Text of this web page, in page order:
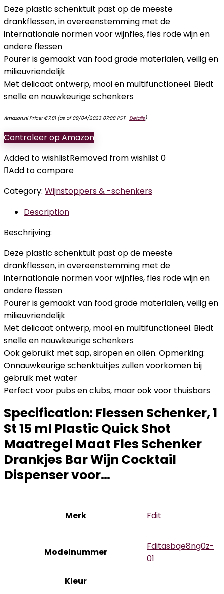
Deze plastic schenktuit past op de meeste
drankflessen, in overeenstemming met de
internationale normen voor wijnfles, fles rode wijn en
andere flessen
Pourer is gemaakt van food grade materialen, veilig en
milieuvriendelijk
Met delicaat ontwerp, mooi en multifunctioneel. Biedt
snelle en nauwkeurige schenkers
Amazon.nl Price: €7.81(as of 09/04/2023 07:08 PST-Details)
Controleer op Amazon
Added to wishlistRemoved from wishlist 0
Add to compare
Category: Wijnstoppers & -schenkers
Description
Beschrijving:
Deze plastic schenktuit past op de meeste
drankflessen, in overeenstemming met de
internationale normen voor wijnfles, fles rode wijn en
andere flessen
Pourer is gemaakt van food grade materialen, veilig en
milieuvriendelijk
Met delicaat ontwerp, mooi en multifunctioneel. Biedt
snelle en nauwkeurige schenkers
Ook gebruikt met sap, siropen en oliën. Opmerking:
Onnauwkeurige schenktuitjes zullen voorkomen bij
gebruik met water
Perfect voor pubs en clubs, maar ook voor thuisbars
Specification: Flessen Schenker, 1
St 15 ml Plastic Quick Shot
Maatregel Maat Fles Schenker
Drankjes Bar Wijn Cocktail
Dispenser voor…
Merk ‎Fdit
Modelnummer
‎Fditasbqe8ng0z-
01
Kleur